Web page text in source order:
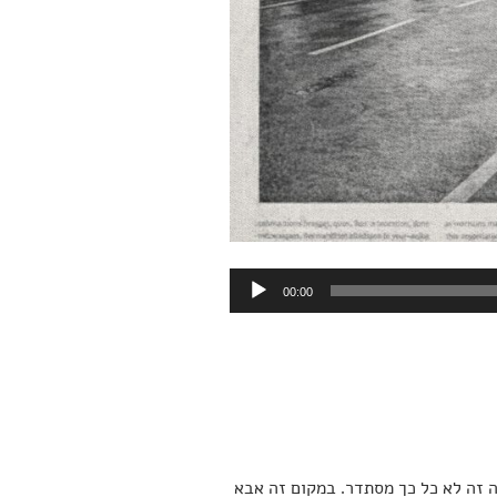
00:00
זה לא כל כך מסתדר. במקום זה אבא